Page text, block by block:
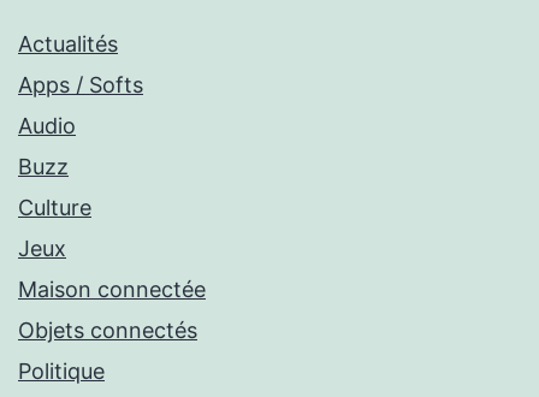
Actualités
Apps / Softs
Audio
Buzz
Culture
Jeux
Maison connectée
Objets connectés
Politique